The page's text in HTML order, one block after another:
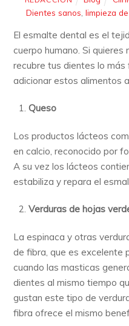
Dientes sanos ,limpieza
El esmalte dental es el
cuerpo humano. Si
recubre tus dientes lo
adicionar estos alimentos
Queso
Los productos lácteos
en calcio, reconocido por
A su vez los lácteos
estabiliza y repara el
Verduras de hojas
La espinaca y otras
de fibra, que es excelente
cuando las masticas
dientes al mismo tiempo
gustan este tipo de
fibra ofrece el mismo